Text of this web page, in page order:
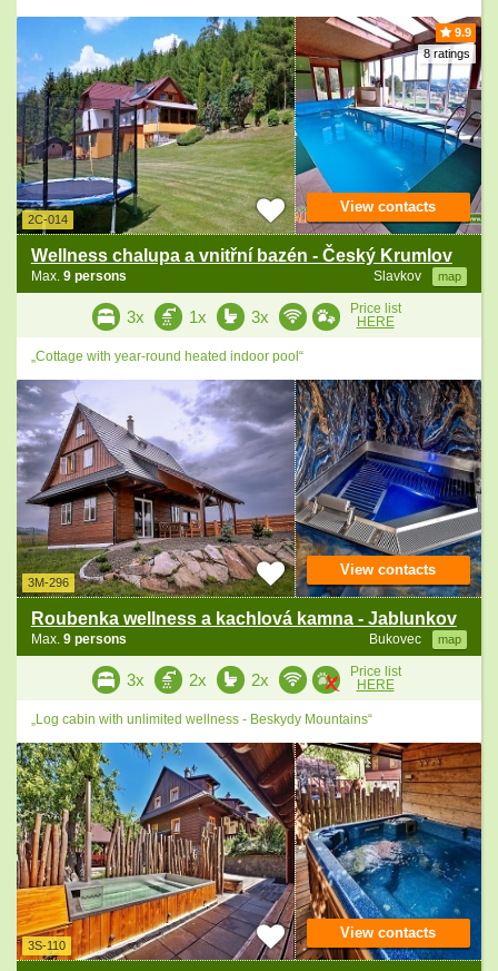
9.9
8 ratings
2C-014
Wellness chalupa a vnitřní bazén - Český Krumlov
Slavkov map
Max. 9 persons
View contacts
3x 1x 3x
Price list
HERE
„Cottage with year-round heated indoor pool“
3M-296
Roubenka wellness a kachlová kamna - Jablunkov
Bukovec map
Max. 9 persons
View contacts
3x 2x 2x
Price list
HERE
„Log cabin with unlimited wellness - Beskydy Mountains“
3S-110
View contacts